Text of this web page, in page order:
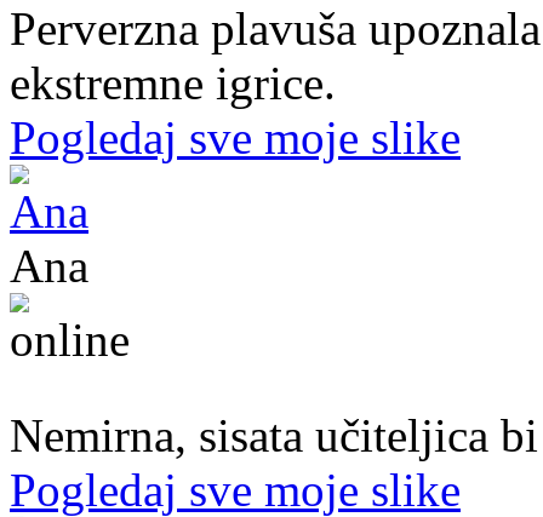
Perverzna plavuša
ekstremne igrice.
Pogledaj sve moje slike
Ana
Nemirna, sisata učiteljica
Pogledaj sve moje slike